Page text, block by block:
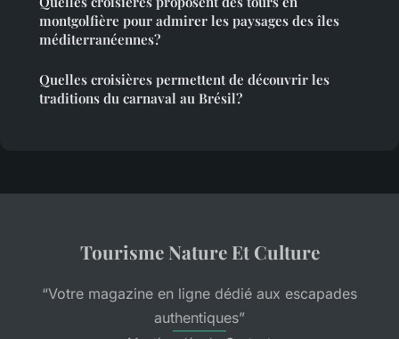
montgolfière pour admirer les paysages des îles
méditerranéennes?
Quelles croisières permettent de découvrir les
traditions du carnaval au Brésil?
Tourisme Nature Et Culture
“Votre magazine en ligne dédié aux escapades
authentiques”